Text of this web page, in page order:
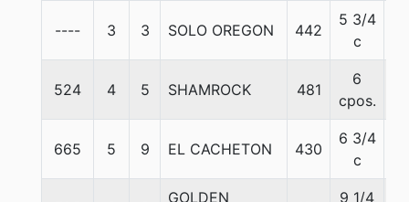
---- 3 3 SOLO OREGON 442
5 3/4
c
524 4 5 SHAMROCK 481
6
cpos.
665 5 9 EL CACHETON 430
6 3/4
c
GOLDEN
9 1/4